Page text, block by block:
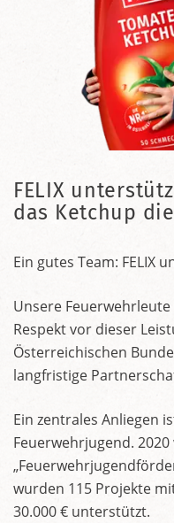
FELIX
das Ketchup
Ein gutes Team: FELIX
Unsere
Respekt vor dieser
Österreichischen
langfristige
Ein zentrales Anliegen
Feuerwehrjugend.
wurden 115 Projekte
30.000 € unterstützt.